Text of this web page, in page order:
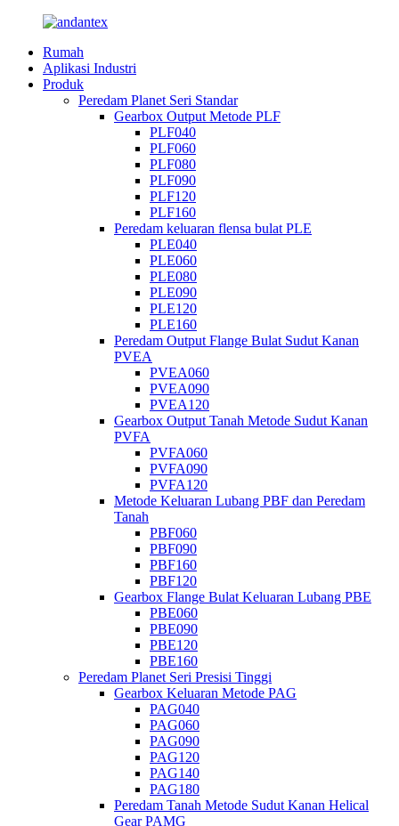
Rumah
Aplikasi Industri
Produk
Peredam Planet Seri Standar
Gearbox Output Metode PLF
PLF040
PLF060
PLF080
PLF090
PLF120
PLF160
Peredam keluaran flensa bulat PLE
PLE040
PLE060
PLE080
PLE090
PLE120
PLE160
Peredam Output Flange Bulat Sudut Kanan
PVEA
PVEA060
PVEA090
PVEA120
Gearbox Output Tanah Metode Sudut Kanan
PVFA
PVFA060
PVFA090
PVFA120
Metode Keluaran Lubang PBF dan Peredam
Tanah
PBF060
PBF090
PBF160
PBF120
Gearbox Flange Bulat Keluaran Lubang PBE
PBE060
PBE090
PBE120
PBE160
Peredam Planet Seri Presisi Tinggi
Gearbox Keluaran Metode PAG
PAG040
PAG060
PAG090
PAG120
PAG140
PAG180
Peredam Tanah Metode Sudut Kanan Helical
Gear PAMG